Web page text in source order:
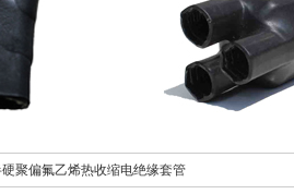
聚偏氟乙烯热收缩电绝缘套管